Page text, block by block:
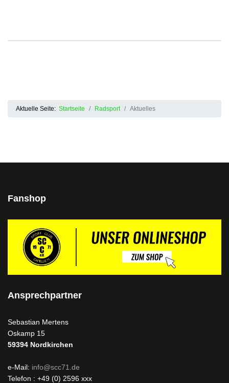
Aktuelle Seite: Startseite Radsport Aktuelles
Fanshop
Ansprechpartner
Sebastian Mertens
Oskamp 15
59394 Nordkirchen
e-Mail: info@scc71.de
Telefon : +49 (0) 2596 xxx